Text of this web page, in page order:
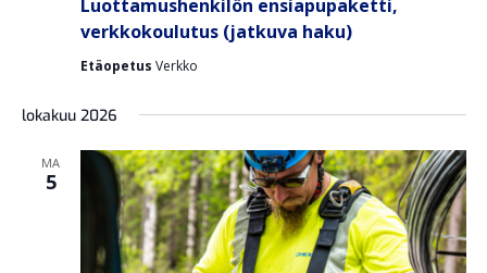
Luottamushenkilön ensiapupaketti,
verkkokoulutus (jatkuva haku)
Etäopetus Verkko
lokakuu 2026
MA
5